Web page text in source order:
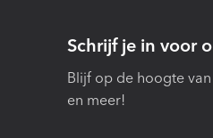
Schrijf je in voor
Blijf op de hoogte
en meer!